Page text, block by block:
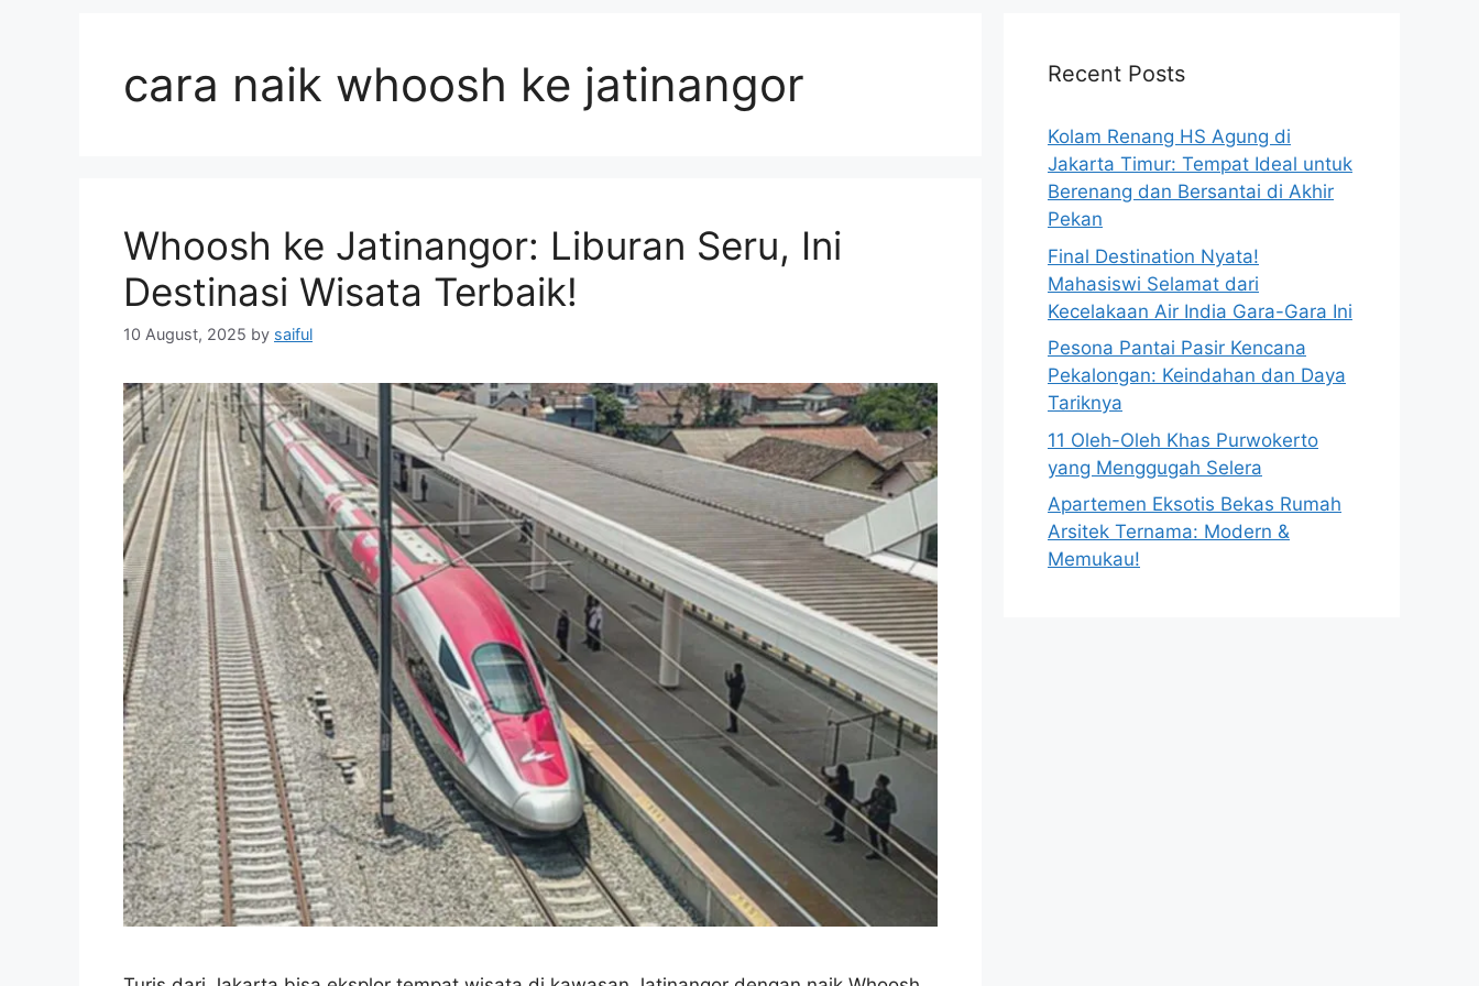
cara naik whoosh ke jatinangor
Whoosh ke Jatinangor: Liburan Seru, Ini
Destinasi Wisata Terbaik!
10 August, 2025 by saiful
Recent Posts
Kolam Renang HS Agung di
Jakarta Timur: Tempat Ideal untuk
Berenang dan Bersantai di Akhir
Pekan
Final Destination Nyata!
Mahasiswi Selamat dari
Kecelakaan Air India Gara-Gara Ini
Pesona Pantai Pasir Kencana
Pekalongan: Keindahan dan Daya
Tariknya
11 Oleh-Oleh Khas Purwokerto
yang Menggugah Selera
Apartemen Eksotis Bekas Rumah
Arsitek Ternama: Modern &
Memukau!